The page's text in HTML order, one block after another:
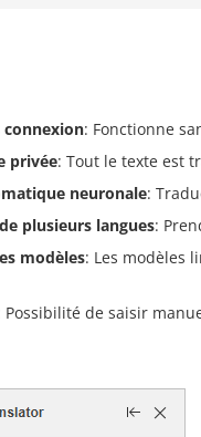
: Fonctionne
privée: Tout le texte est
neuronale:
plusieurs langues:
modèles: Les modèles
Possibilité de saisir